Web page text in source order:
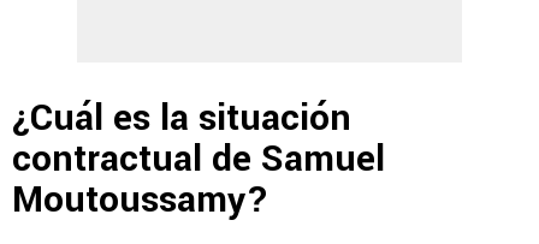
¿Cuál es la situación
contractual de Samuel
Moutoussamy?